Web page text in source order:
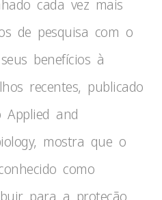
cada vez mais
de pesquisa com o
benefícios à
recentes, publicado
and
mostra que o
como
para a proteção